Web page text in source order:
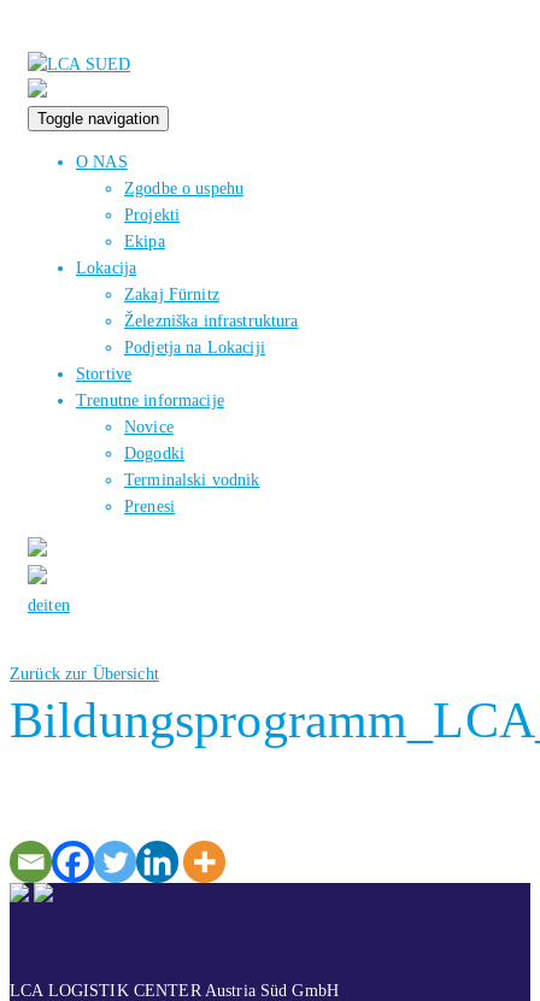
Toggle navigation
O NAS
Zgodbe o uspehu
Projekti
Ekipa
Lokacija
Zakaj Fürnitz
Železniška infrastruktura
Podjetja na Lokaciji
Stortive
Trenutne informacije
Novice
Dogodki
Terminalski vodnik
Prenesi
deiten
Zurück zur Übersicht
LCA LOGISTIK CENTER Austria Süd GmbH